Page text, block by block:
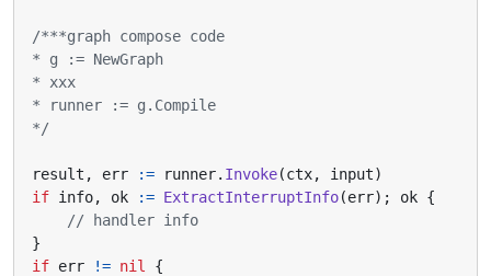
*/
result , err := runner. Invoke(ctx, input)
if info, ok := ExtractInterruptInfo(err); ok {
// handler info
}
if err != nil
{